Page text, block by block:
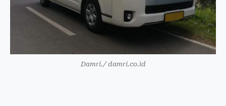
Damri./ damri.co.id